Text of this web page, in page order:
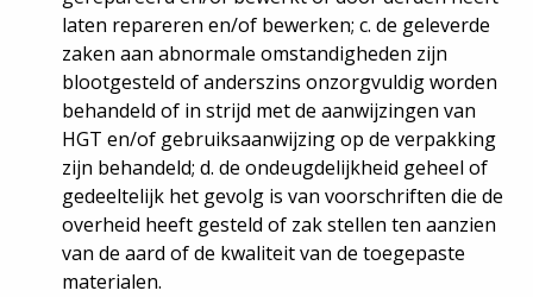
laten repareren en/of bewerken; c. de geleverde
zaken aan abnormale omstandigheden zijn
blootgesteld of anderszins onzorgvuldig worden
behandeld of in strijd met de aanwijzingen van
HGT en/of gebruiksaanwijzing op de verpakking
zijn behandeld; d. de ondeugdelijkheid geheel of
gedeeltelijk het gevolg is van voorschriften die de
overheid heeft gesteld of zak stellen ten aanzien
van de aard of de kwaliteit van de toegepaste
materialen.